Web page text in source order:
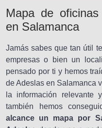
Mapa de
en Salamanca
Jamás sabes que tan útil
empresas o bien un
pensado por ti y hemos
de Adeslas en Salamanca
la información
también hemos
alcance un mapa por